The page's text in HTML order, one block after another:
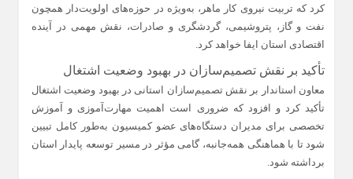
کرد که تربیت نیروی کار ماهر، به‌ویژه در حوزه‌های اولویت‌دار همچون
نفت و گاز، پتروشیمی، گردشگری و صادرات، نقش مهمی در آینده
اقتصادی استان ایفا خواهد کرد.
تأکید بر نقش تصمیم‌سازان در بهبود وضعیت اشتغال
معاون استاندار بر نقش تصمیم‌سازان استانی در بهبود وضعیت اشتغال
تأکید کرد و افزود که ضروری است اهمیت مهارت‌آموزی و آموزش
تخصصی برای مدیران دستگاه‌های عضو کمیسیون به‌طور کامل تبیین
شود تا با هماهنگی همه‌جانبه، گامی مؤثر در مسیر توسعه پایدار استان
برداشته شود.